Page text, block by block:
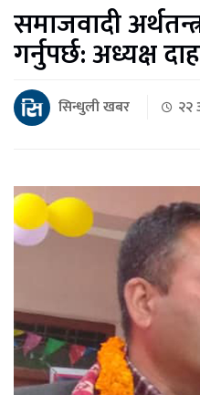
समाजवादी
गर्नुपर्छ: अध्यक्ष
सिन्धुली खबर २२